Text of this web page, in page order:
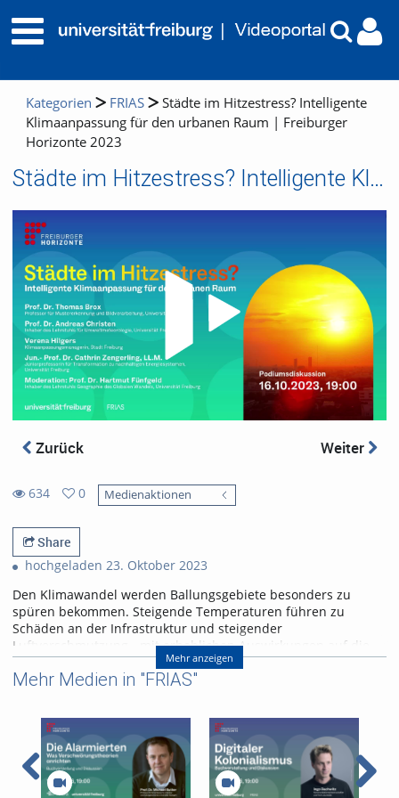
Kategorien FRIAS
Städte im Hitzestress? Intelligente
Klimaanpassung für den urbanen Raum | Freiburger
Horizonte 2023
Städte im Hitzestress? Intelligente Klimaanpassung für den urbanen Raum | Freiburger Horizonte 2023
Zurück Weiter
634
views
0
favorites
Medienaktionen
Share
hochgeladen 23. Oktober 2023
Den Klimawandel werden Ballungsgebiete besonders zu
spüren bekommen. Steigende Temperaturen führen zu
Schäden an der Infrastruktur und steigender
Luftverschmutzung - mit erheblichen Auswirkungen auf die
Gesundheit und Lebensqualität der Stadtbevölkerung.
Wie können sich Städte gegen den Klimawandel wappnen?
rechtlichen Herausforderungen gibt es und mit welchen
Schwierigkeiten und Widerständen muss die Politik rechnen,
wenn es darum geht, Schutzmaßnahmen gegen die
zunehmende Hitze umzusetzen?
Mehr anzeigen
Mehr Medien in "FRIAS"